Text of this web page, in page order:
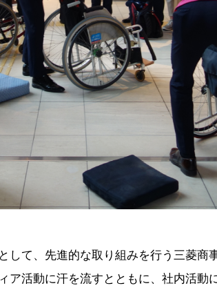
して、先進的な取り組みを行う三菱商
ア活動に汗を流すとともに、社内活動